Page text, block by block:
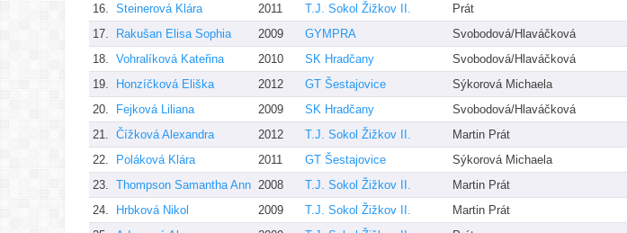
16.
Steinerová Klára 2011 T.J. Sokol Žižkov II. Prát
17.
Rakušan Elisa Sophia 2009 GYMPRA Svobodová/Hlaváčková
18.
Vohralíková Kateřina 2010 SK Hradčany Svobodová/Hlaváčková
19.
Honzíčková Eliška 2012 GT Šestajovice Sýkorová Michaela
20.
Fejková Liliana 2009 SK Hradčany Svobodová/Hlaváčková
21.
Čížková Alexandra 2012 T.J. Sokol Žižkov II. Martin Prát
22.
Poláková Klára 2011 GT Šestajovice Sýkorová Michaela
23.
Thompson Samantha Ann 2008 T.J. Sokol Žižkov II. Martin Prát
24.
Hrbková Nikol 2009 T.J. Sokol Žižkov II. Martin Prát